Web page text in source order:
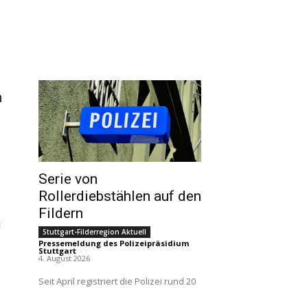
Serie von
Rollerdiebstählen auf den
Fildern
Stuttgart-Filderregion Aktuell
Pressemeldung des Polizeipräsidium
Stuttgart -
4. August 2026
Seit April registriert die Polizei rund 20